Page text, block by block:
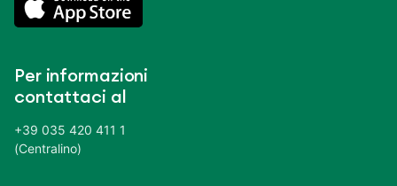
Per informazioni
contattaci al
+39 035 420 411 1
(Centralino)